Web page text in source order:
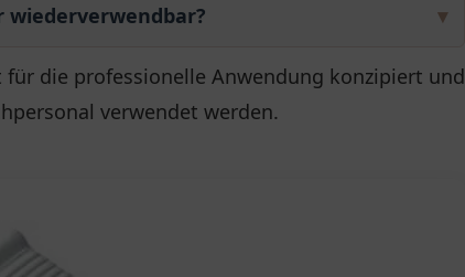
▾
für die professionelle Anwendung konzipiert und
verwendet werden.